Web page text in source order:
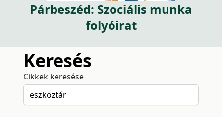
Párbeszéd: Szociális munka
folyóirat
Keresés
Cikkek keresése